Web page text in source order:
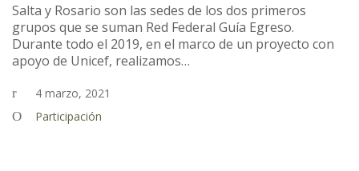
Salta y Rosario son las sedes de los dos primeros
grupos que se suman Red Federal Guía Egreso.
Durante todo el 2019, en el marco de un proyecto con
apoyo de Unicef, realizamos…
4 marzo, 2021
Participación